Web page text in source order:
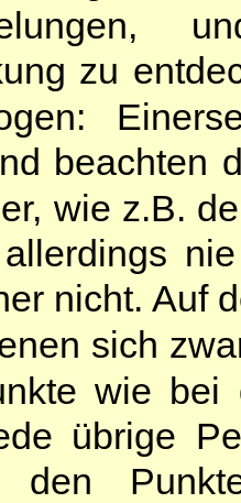
zu
beachten
wie z.B.
nicht. Auf
sich
wie bei
übrige
den